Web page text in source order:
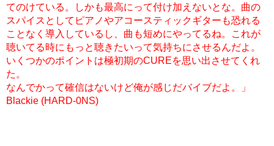
てのけている。しかも最高にって付け加えないとな。曲の
スパイスとしてピアノやアコースティックギターも恐れる
ことなく導入しているし、曲も短めにやってるね。これが
聴いてる時にもっと聴きたいって気持ちにさせるんだよ。
いくつかのポイントは極初期のCUREを思い出させてくれ
た。
なんでかって確信はないけど俺が感じだバイブだよ。」
Blackie (HARD-0NS)